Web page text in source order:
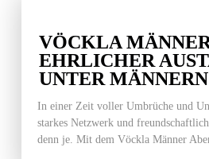
VÖCKLA
EHRLICHER
UNTER MÄNNERN
In einer Zeit voller Umbrüche und
starkes Netzwerk und
denn je. Mit dem Vöckla Männer